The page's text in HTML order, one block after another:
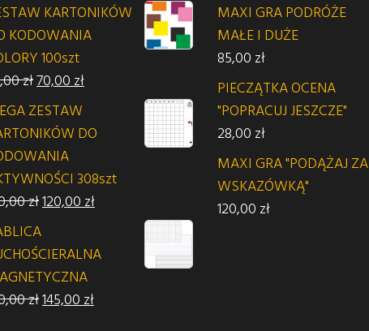
zł.
zł.
KARTONIKÓW
KODOWANIA
100szt
złPierwotna cena wynosiła: 75,00 zł.
70,00 złAktualna cena wynosi: 70,00 zł.
ZESTAW
DO
308szt
złPierwotna cena wynosiła: 140,00 zł.
120,00 złAktualna cena wynosi: 120,00 zł.
złPierwotna cena wynosiła: 150,00 zł.
145,00 złAktualna cena wynosi: 145,00 zł.
MAXI GRA PODRÓŻE
MAŁE I DUŻE
85,00 zł
PIECZĄTKA OCENA
"POPRACUJ JESZCZE"
28,00 zł
MAXI GRA "PODĄŻAJ ZA
WSKAZÓWKĄ"
120,00 zł